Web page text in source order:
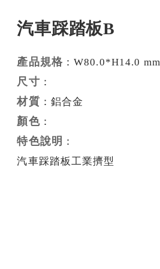
汽車踩踏板B
產品規格：W80.0*H14.0 mm
尺寸 ：
材質 ：鋁合金
顏色：
特色說明 ：
汽車踩踏板工業擠型